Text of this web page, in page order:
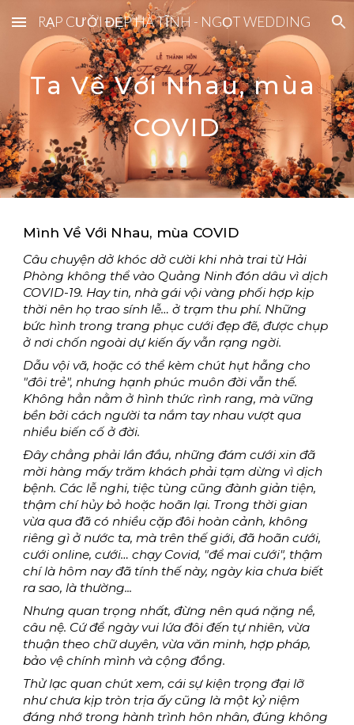
Skip to main content Skip to navigation
RẠP CƯỚI ĐẸP HÀ TĨNH - NGỌT WEDDING
Ta Về Với Nhau, mùa
COVID
Mình Về Với Nhau, mùa COVID
Câu chuyện dở khóc dở cười khi nhà trai từ Hải
Phòng không thể vào Quảng Ninh đón dâu vì dịch
COVID-19. Hay tin, nhà gái vội vàng phối hợp kịp
thời nên họ trao sính lễ… ở trạm thu phí. Những
bức hình trong trang phục cưới đẹp đẽ, được chụp
ở nơi chốn ngoài dự kiến ấy vẫn rạng ngời.
Dẫu vội vã, hoặc có thể kèm chút hụt hẫng cho
"đôi trẻ", nhưng hạnh phúc muôn đời vẫn thế.
Không hẳn nằm ở hình thức rình rang, mà vững
bền bởi cách người ta nắm tay nhau vượt qua
nhiều biến cố ở đời.
Đây chẳng phải lần đầu, những đám cưới xin đã
mời hàng mấy trăm khách phải tạm dừng vì dịch
bệnh. Các lễ nghi, tiệc tùng cũng đành giản tiện,
thậm chí hủy bỏ hoặc hoãn lại. Trong thời gian
vừa qua đã có nhiều cặp đôi hoàn cảnh, không
riêng gì ở nước ta, mà trên thế giới, đã hoãn cưới,
cưới online, cưới… chạy Covid, "để mai cưới", thậm
chí là hôm nay đã tính thế này, ngày kia chưa biết
ra sao, là thường...
Nhưng quan trọng nhất, đừng nên quá nặng nề,
câu nệ. Cứ để ngày vui lứa đôi đến tự nhiên, vừa
thuận theo chữ duyên, vừa văn minh, hợp pháp,
bảo vệ chính mình và cộng đồng.
Thử lạc quan chút xem, cái sự kiện trọng đại lỡ
như chưa kịp tròn trịa ấy cũng là một kỷ niệm
đáng nhớ trong hành trình hôn nhân, đúng không